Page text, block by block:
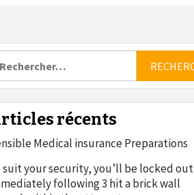
récents
Medical insurance Preparations
suit your security, you’ll be locked out
following 3 hit a brick wall